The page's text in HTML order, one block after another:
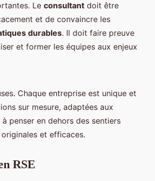
Le consultant doit être
et de convaincre les
durables. Il doit faire preuve
et former les équipes aux enjeux
Chaque entreprise est unique et
sur mesure, adaptées aux
penser en dehors des sentiers
et efficaces.
RSE